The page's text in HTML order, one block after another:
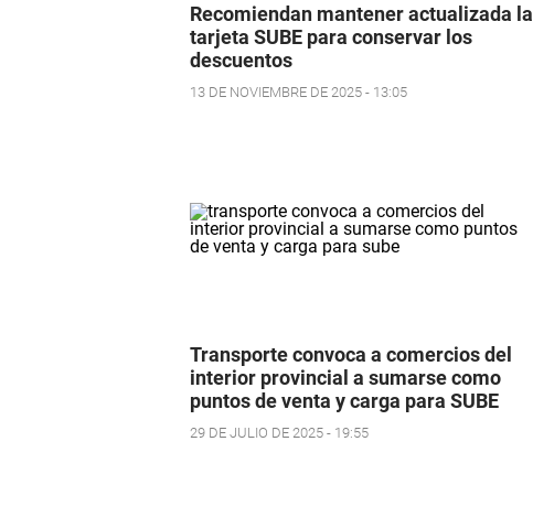
Recomiendan mantener actualizada la
tarjeta SUBE para conservar los
descuentos
13 DE NOVIEMBRE DE 2025 - 13:05
Transporte convoca a comercios del
interior provincial a sumarse como
puntos de venta y carga para SUBE
29 DE JULIO DE 2025 - 19:55